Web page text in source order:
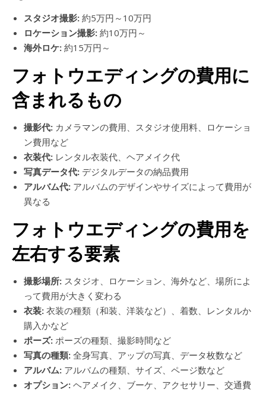
スタジオ撮影: 約5万円～10万円
ロケーション撮影: 約10万円～
海外ロケ: 約15万円～
フォトウエディングの費用に
含まれるもの
撮影代: カメラマンの費用、スタジオ使用料、ロケーショ
ン費用など
衣装代: レンタル衣装代、ヘアメイク代
写真データ代: デジタルデータの納品費用
アルバム代: アルバムのデザインやサイズによって費用が
異なる
フォトウエディングの費用を
左右する要素
撮影場所: スタジオ、ロケーション、海外など、場所によ
って費用が大きく変わる
衣装: 衣装の種類（和装、洋装など）、着数、レンタルか
購入かなど
ポーズ: ポーズの種類、撮影時間など
写真の種類: 全身写真、アップの写真、データ枚数など
アルバム: アルバムの種類、サイズ、ページ数など
オプション: ヘアメイク、ブーケ、アクセサリー、交通費